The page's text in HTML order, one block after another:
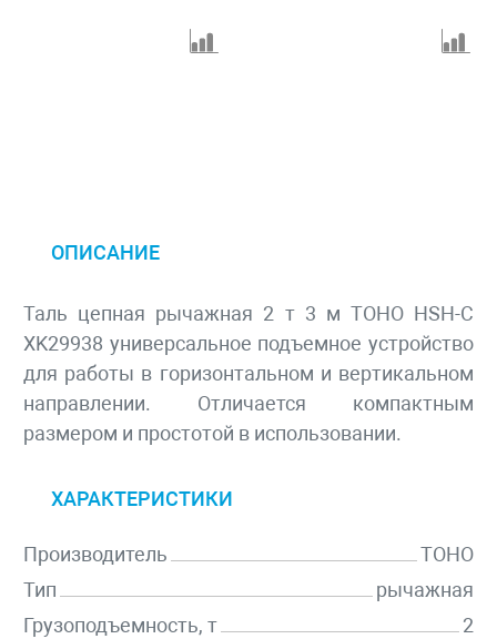
ОПИСАНИЕ
Таль цепная рычажная 2 т 3 м TOHO HSH-C
XK29938 универсальное подъемное устройство
для работы в горизонтальном и вертикальном
направлении. Отличается компактным
размером и простотой в использовании.
ХАРАКТЕРИСТИКИ
Производитель
TOHO
Тип
рычажная
Грузоподъемность, т
2